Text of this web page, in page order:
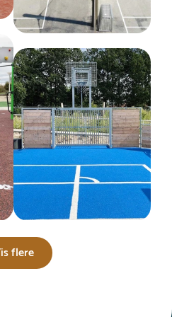
flere